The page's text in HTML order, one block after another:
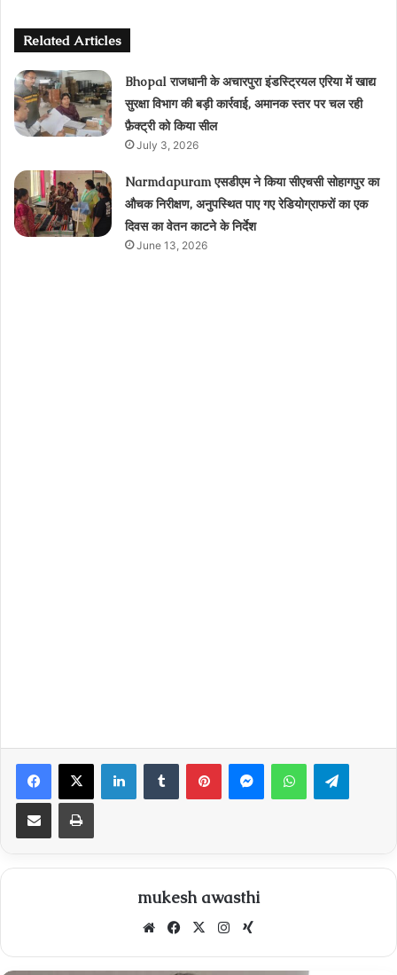
Related Articles
Bhopal राजधानी के अचारपुरा इंडस्ट्रियल एरिया में खाद्य
सुरक्षा विभाग की बड़ी कार्रवाई, अमानक स्तर पर चल रही
फ़ैक्ट्री को किया सील
July 3, 2026
Narmdapuram एसडीएम ने किया सीएचसी सोहागपुर का
औचक निरीक्षण, अनुपस्थित पाए गए रेडियोग्राफरों का एक
दिवस का वेतन काटने के निर्देश
June 13, 2026
Facebook
X LinkedInTumblr PinterestMessengerWhatsApp
Share via Email Print
mukesh awasthi
WebsiteFacebook
X Instagram